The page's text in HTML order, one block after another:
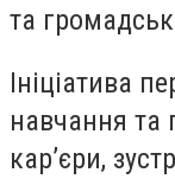
та
Ініціатива
навчання та
кар’єри,